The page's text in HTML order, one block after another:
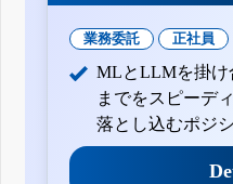
業務委託 正社員
MLとLLMを掛け
までをスピーデ
落とし込むポジ